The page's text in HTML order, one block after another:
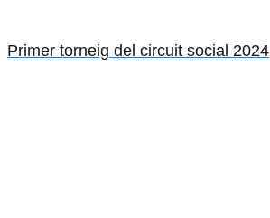
Primer torneig del circuit social 2024